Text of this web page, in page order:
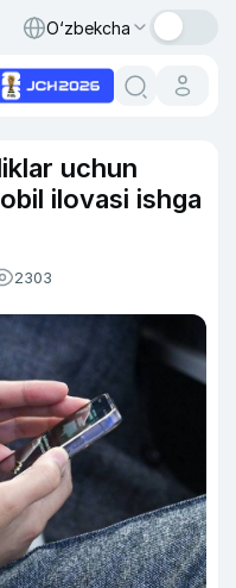
O‘zbekcha
uchun
ilovasi ishga
2303